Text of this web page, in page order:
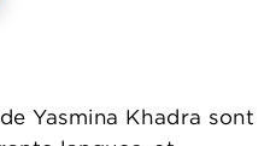
Yasmina Khadra sont